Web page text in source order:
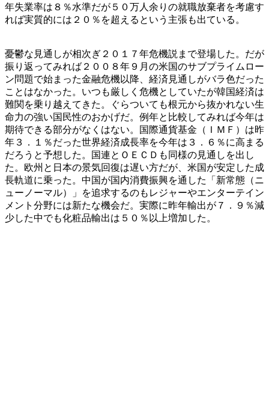
年失業率は８％水準だが５０万人余りの就職放棄者を考慮す
れば実質的には２０％を超えるという主張も出ている。
憂鬱な見通しが相次ぎ２０１７年危機説まで登場した。だが
振り返ってみれば２００８年９月の米国のサブプライムロー
ン問題で始まった金融危機以降、経済見通しがバラ色だった
ことはなかった。いつも厳しく危機としていたが韓国経済は
難関を乗り越えてきた。ぐらついても根元から抜かれない生
命力の強い国民性のおかげだ。例年と比較してみれば今年は
期待できる部分がなくはない。国際通貨基金（ＩＭＦ）は昨
年３．１％だった世界経済成長率を今年は３．６％に高まる
だろうと予想した。国連とＯＥＣＤも同様の見通しを出し
た。欧州と日本の景気回復は遅い方だが、米国が安定した成
長軌道に乗った。中国が国内消費振興を通した「新常態（ニ
ューノーマル）」を追求するのもレジャーやエンターテイン
メント分野には新たな機会だ。実際に昨年輸出が７．９％減
少した中でも化粧品輸出は５０％以上増加した。